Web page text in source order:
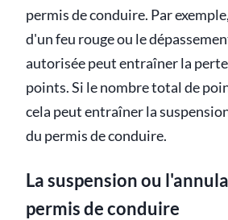
permis de conduire. Par
d'un feu rouge ou le
autorisée peut entraîner la
points. Si le nombre total de
cela peut entraîner la
du permis de conduire.
La suspension ou
permis de conduire